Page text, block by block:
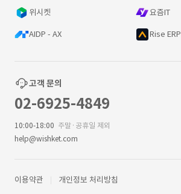
위시켓 요즘IT
AIDP - AX Rise ERP
고객 문의
02-6925-4849
10:00-18:00 주말·공휴일 제외
help@wishket.com
이용약관 개인정보 처리방침